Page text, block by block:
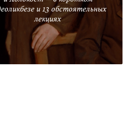
и 13 обстоятельных
лекциях